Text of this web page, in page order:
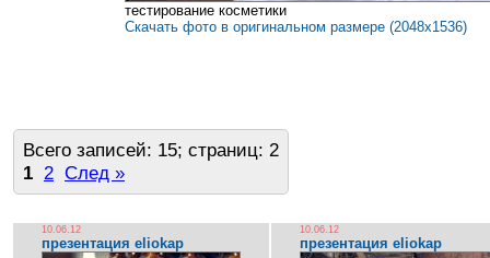
тестирование косметики
Скачать фото в оригинальном размере (2048x1536)
Всего записей: 15; страниц: 2
1 2 След »
10.06.12
презентация eliokap
10.06.12
презентация eliokap